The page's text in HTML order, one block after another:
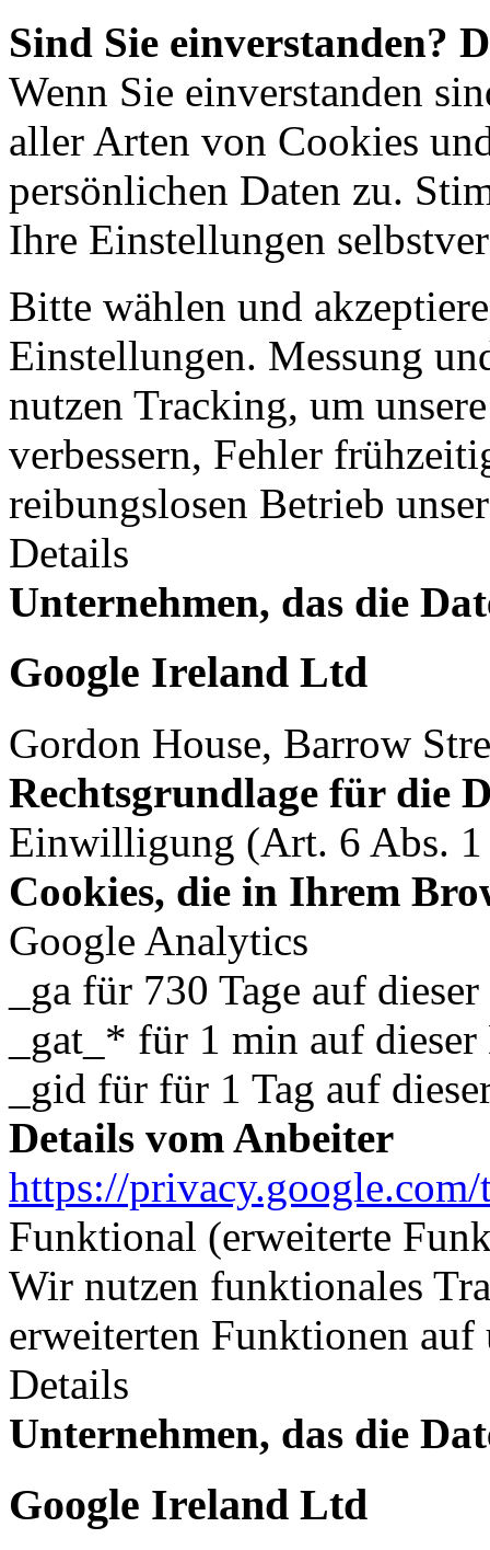
Sind Sie einverstanden?
Wenn Sie einverstanden
aller Arten von Cookies
persönlichen Daten zu.
Ihre Einstellungen
Bitte wählen und
Einstellungen. Messung
nutzen Tracking, um
verbessern, Fehler
reibungslosen Betrieb
Details
Unternehmen, das die
Google Ireland Ltd
Gordon House, Barrow
Rechtsgrundlage für die
Einwilligung (Art. 6 Abs.
Cookies, die in Ihrem
Google Analytics
_ga für 730 Tage auf
_gat_* für 1 min auf
_gid für für 1 Tag auf
Details vom Anbeiter
https://
Funktional (erweiterte
Wir nutzen funktionales
erweiterten Funktionen auf
Details
Unternehmen, das die
Google Ireland Ltd